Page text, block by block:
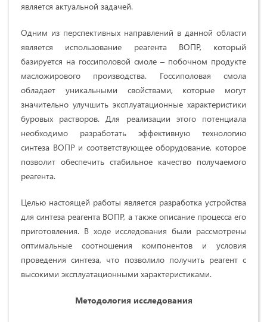
является актуальной задачей.
Одним из перспективных направлений в данной области
является использование реагента ВОПР, который
базируется на госсиполовой смоле – побочном продукте
масложирового производства. Госсиполовая смола
обладает уникальными свойствами, которые могут
значительно улучшить эксплуатационные характеристики
буровых растворов. Для реализации этого потенциала
необходимо разработать эффективную технологию
синтеза ВОПР и соответствующее оборудование, которое
позволит обеспечить стабильное качество получаемого
реагента.
Целью настоящей работы является разработка устройства
для синтеза реагента ВОПР, а также описание процесса его
приготовления. В ходе исследования были рассмотрены
оптимальные соотношения компонентов и условия
проведения синтеза, что позволило получить реагент с
высокими эксплуатационными характеристиками.
Методология исследования